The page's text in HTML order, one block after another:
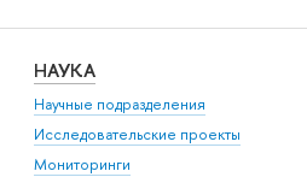
НАУКА
Научные подразделения
Исследовательские проекты
Мониторинги